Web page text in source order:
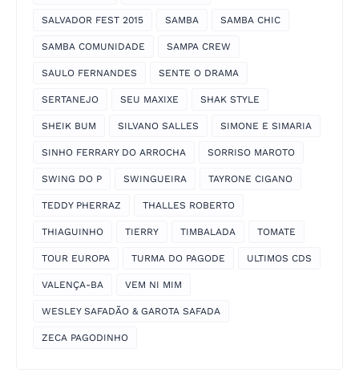
SALVADOR FEST 2015 SAMBA SAMBA CHIC
SAMBA COMUNIDADE SAMPA CREW
SAULO FERNANDES SENTE O DRAMA
SERTANEJO SEU MAXIXE SHAK STYLE
SHEIK BUM SILVANO SALLES SIMONE E SIMARIA
SINHO FERRARY DO ARROCHA SORRISO MAROTO
SWING DO P SWINGUEIRA TAYRONE CIGANO
TEDDY PHERRAZ THALLES ROBERTO
THIAGUINHO TIERRY TIMBALADA TOMATE
TOUR EUROPA TURMA DO PAGODE ULTIMOS CDS
VALENÇA-BA VEM NI MIM
WESLEY SAFADÃO & GAROTA SAFADA
ZECA PAGODINHO